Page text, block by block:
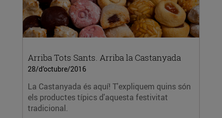
Arriba Tots Sants. Arriba la Castanyada
28/d’octubre/2016
La Castanyada és aquí! T'expliquem quins són
els productes típics d'aquesta festivitat
tradicional.